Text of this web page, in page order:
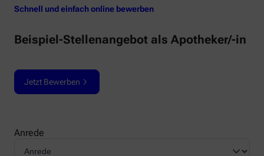
Schnell und einfach online bewerben
Beispiel-Stellenangebot als Apotheker/-in
Jetzt Bewerben
Anrede